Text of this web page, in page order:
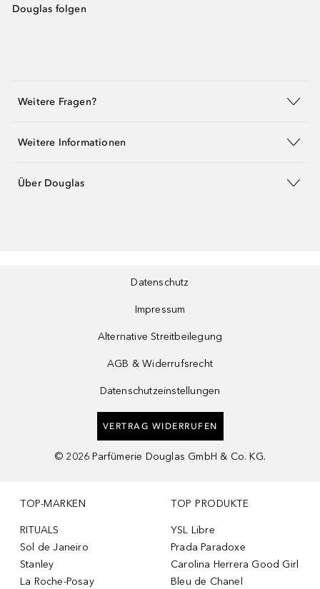
Douglas folgen
Weitere Fragen?
Weitere Informationen
Über Douglas
Datenschutz
Impressum
Alternative Streitbeilegung
AGB & Widerrufsrecht
Datenschutzeinstellungen
VERTRAG WIDERRUFEN
© 2026 Parfümerie Douglas GmbH & Co. KG.
TOP-MARKEN
RITUALS
Sol de Janeiro
Stanley
La Roche-Posay
TOP PRODUKTE
YSL Libre
Prada Paradoxe
Carolina Herrera Good Girl
Bleu de Chanel